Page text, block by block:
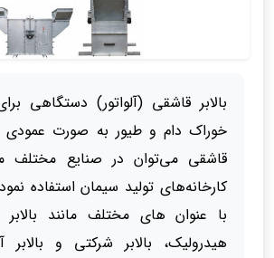
بالابر قاشقی (آلواتور) دستگاهی
خوراک دام و طیور به صورت عمودی
قاشقی می‌توان در صنایع مختلف
کارخانه‌های تولید سیمان استفاده
با عنوان های مختلف مانند بالابر
هیدرولیک، بالابر شرکتی و بالابر